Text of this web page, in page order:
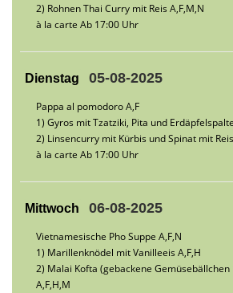
2) Rohnen Thai Curry mit Reis A,F,M,N
à la carte Ab 17:00 Uhr
Dienstag 05-08-2025
Pappa al pomodoro A,F
1) Gyros mit Tzatziki, Pita und
2) Linsencurry mit Kürbis und Spinat mit
à la carte Ab 17:00 Uhr
Mittwoch 06-08-2025
Vietnamesische Pho Suppe A,F,N
1) Marillenknödel mit Vanilleeis A,F,H
2) Malai Kofta (gebackene Gemüsebällchen
A,F,H,M